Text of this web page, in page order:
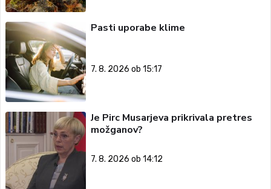
Pasti uporabe klime
7. 8. 2026 ob 15:17
Je Pirc Musarjeva prikrivala pretres
možganov?
7. 8. 2026 ob 14:12